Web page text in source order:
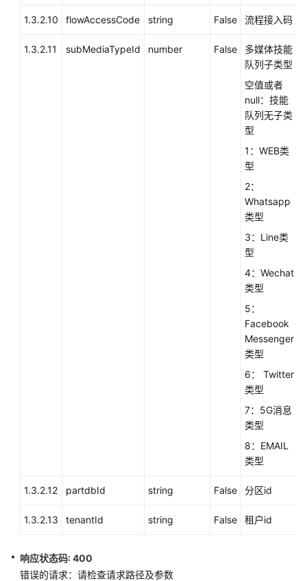
技
队
双
功
集
成
1.3.2.10 flowAccessCode string False 流程接入码
1.3.2.11 subMediaTypeId number False
多媒体技能
队列子类型
空值或者
null：技能
队列无子类
型
1：WEB类
型
2：
Whatsapp
类型
3：Line类
型
4：Wechat
类型
5：
Facebook
Messenger
类型
6： Twitter
类型
7：5G消息
类型
8：EMAIL
类型
1.3.2.12 partdbId string False 分区id
1.3.2.13 tenantId string False 租户id
响应状态码: 400
错误的请求：请检查请求路径及参数